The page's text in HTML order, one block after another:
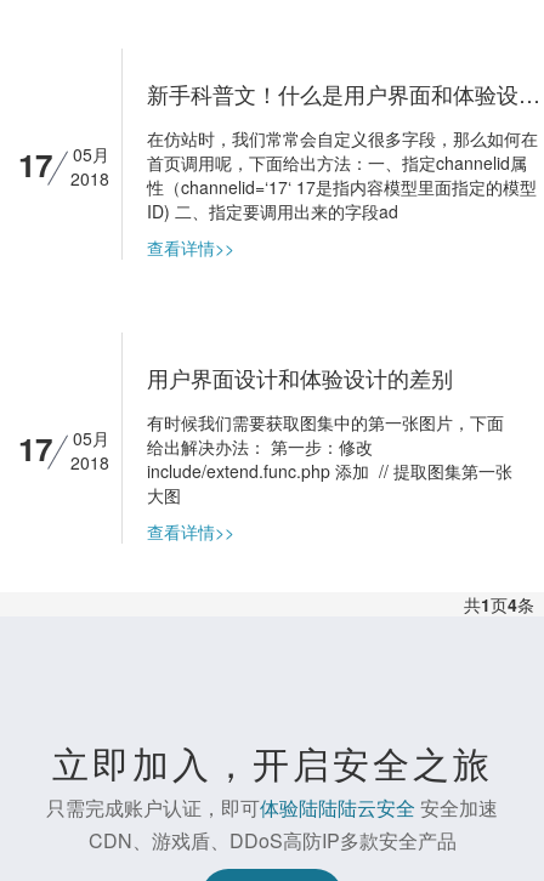
17
05月
2018
新手科普文！什么是用户界面和体验设计？
在仿站时，我们常常会自定义很多字段，那么如何在
首页调用呢，下面给出方法：一、指定channelid属
性（channelid=‘17‘ 17是指内容模型里面指定的模型
ID) 二、指定要调用出来的字段ad
查看详情>>
17
05月
2018
用户界面设计和体验设计的差别
有时候我们需要获取图集中的第一张图片，下面
给出解决办法： 第一步：修改
include/extend.func.php 添加 // 提取图集第一张
大图
查看详情>>
共1页4条
立即加入，开启安全之旅
只需完成账户认证，即可体验陆陆陆云安全 安全加速
CDN、游戏盾、DDoS高防IP多款安全产品